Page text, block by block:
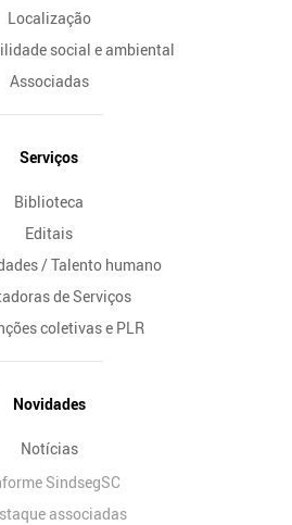
Localização
social e ambiental
Associadas
Serviços
Biblioteca
Editais
/ Talento humano
de Serviços
coletivas e PLR
Novidades
Notícias
SindsegSC
associadas